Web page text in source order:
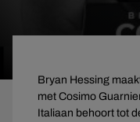
Bryan Hessing
met Cosimo
Italiaan behoort tot